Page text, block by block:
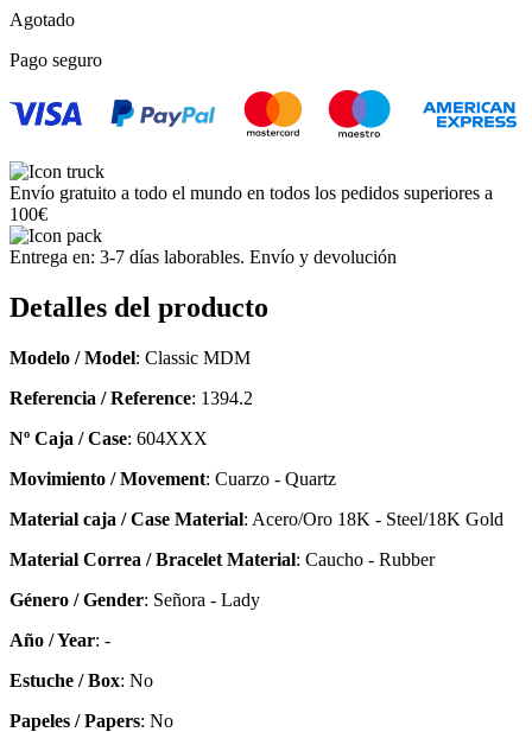
Agotado
Pago seguro
Envío gratuito a todo el mundo en todos los pedidos superiores a
100€
Entrega en: 3-7 días laborables. Envío y devolución
Detalles del producto
Modelo / Model: Classic MDM
Referencia / Reference: 1394.2
Nº Caja / Case: 604XXX
Movimiento / Movement: Cuarzo - Quartz
Material caja / Case Material: Acero/Oro 18K - Steel/18K Gold
Material Correa / Bracelet Material: Caucho - Rubber
Género / Gender: Señora - Lady
Año / Year: -
Estuche / Box: No
Papeles / Papers: No